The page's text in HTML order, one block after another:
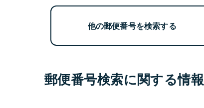
他の郵便番号を検索する
郵便番号検索に関する情報